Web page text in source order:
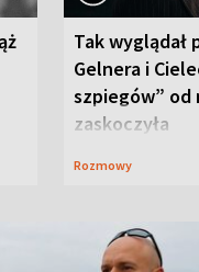
Tak wyglądał
Gelnera i
szpiegów” od
zaskoczyła
Rozmowy